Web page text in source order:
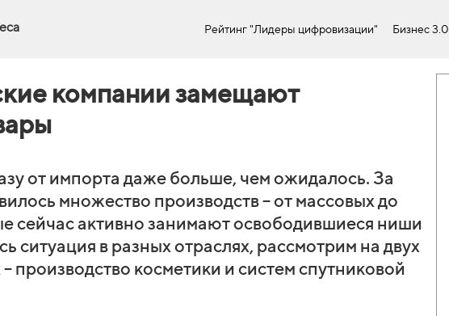
Рейтинг "Лидеры цифровизации" Бизнес 3.0
компании замещают
от импорта даже больше, чем ожидалось. За
множество производств – от массовых до
сейчас активно занимают освободившиеся ниши
ситуация в разных отраслях, рассмотрим на двух
косметики и систем спутниковой